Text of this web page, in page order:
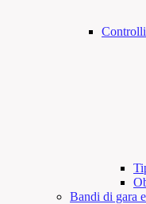
Bandi di gara